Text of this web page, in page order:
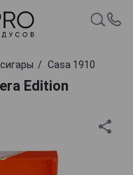
Casa 1910
Edition